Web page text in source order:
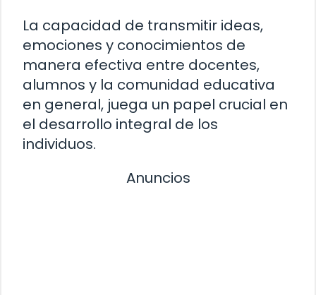
La capacidad de transmitir ideas,
emociones y conocimientos de
manera efectiva entre docentes,
alumnos y la comunidad educativa
en general, juega un papel crucial en
el desarrollo integral de los
individuos.
Anuncios